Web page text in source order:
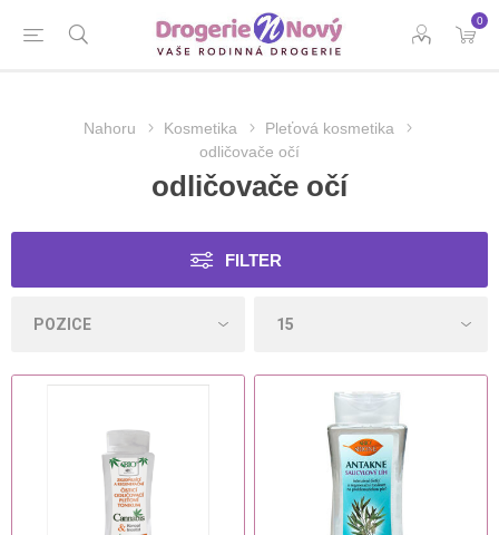
0
Nahoru Kosmetika
Pleťová kosmetika
odličovače očí
odličovače očí
FILTER